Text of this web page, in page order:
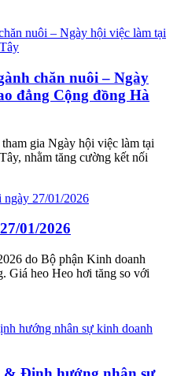
chăn nuôi – Ngày
đẳng Cộng đồng Hà
gia Ngày hội việc làm tại
nhằm tăng cường kết nối
01/2026
do Bộ phận Kinh doanh
Giá heo Heo hơi tăng so với